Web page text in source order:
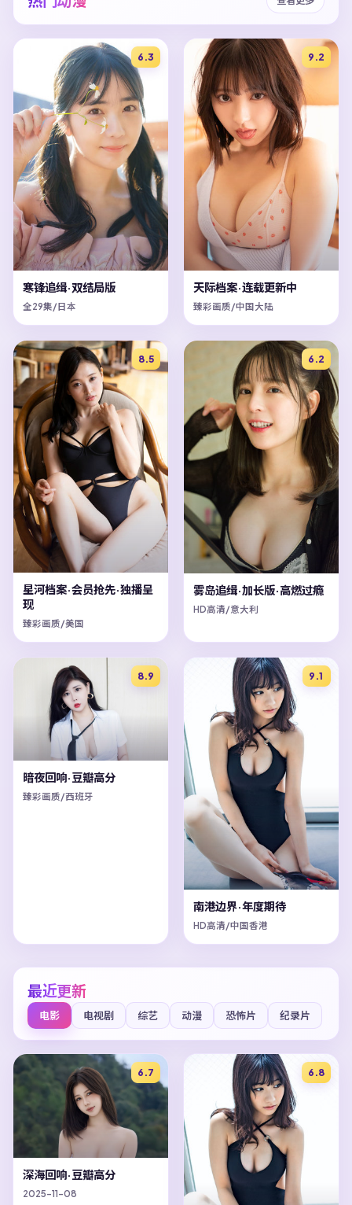
6.3
寒锋追缉·双结局版
全29集/日本
9.2
天际档案·连载更新中
臻彩画质/中国大陆
8.5
星河档案·会员抢先·独播呈
现
臻彩画质/美国
6.2
雾岛追缉·加长版·高燃过瘾
HD高清/意大利
8.9
暗夜回响·豆瓣高分
臻彩画质/西班牙
9.1
南港边界·年度期待
HD高清/中国香港
最近更新
电影 电视剧 综艺 动漫 恐怖片 纪录片
6.7
深海回响·豆瓣高分
2025-11-08
6.8